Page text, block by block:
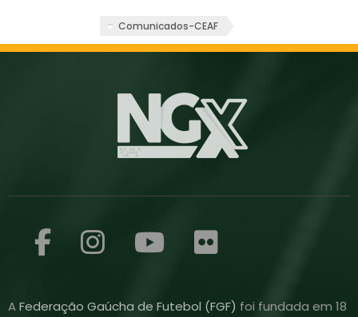
Comunicados-CEAF
AFederação Gaúcha de Futebol (FGF) foi fundada em 18